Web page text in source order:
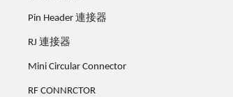
Pin Header 連接器
RJ 連接器
Mini Circular Connector
RF CONNRCTOR